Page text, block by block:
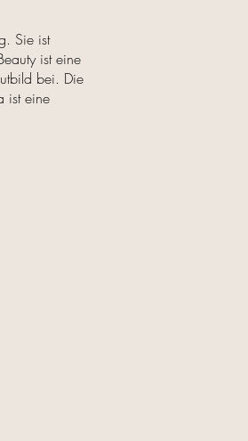
Sie ist
ist eine
bei. Die
ist eine